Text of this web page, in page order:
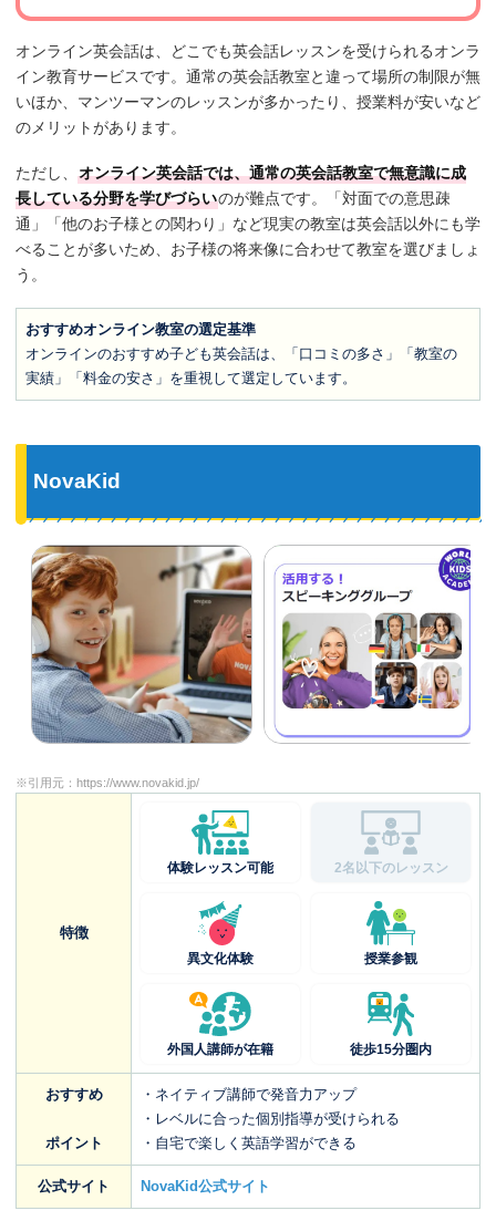
オンライン英会話は、どこでも英会話レッスンを受けられるオンラ
イン教育サービスです。通常の英会話教室と違って場所の制限が無
いほか、マンツーマンのレッスンが多かったり、授業料が安いなど
のメリットがあります。
ただし、 オンライン英会話では、通常の英会話教室で無意識に成
長している分野を学びづらいのが難点です。「対面での意思疎
通」「他のお子様との関わり」など現実の教室は英会話以外にも学
べることが多いため、お子様の将来像に合わせて教室を選びましょ
う。
おすすめオンライン教室の選定基準
オンラインのおすすめ子ども英会話は、「口コミの多さ」「教室の
実績」「料金の安さ」を重視して選定しています。
NovaKid
※引用元： https://www.novakid.jp/
特徴
体験レッスン可能 2名以下のレッスン
異文化体験 授業参観
外国人講師が在籍 徒歩15分圏内
おすすめ
ポイント
・ネイティブ講師で発音力アップ
・レベルに合った個別指導が受けられる
・自宅で楽しく英語学習ができる
公式サイト NovaKid公式サイト